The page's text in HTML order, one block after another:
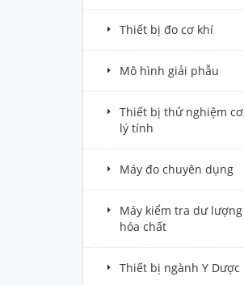
Thiết bị đo cơ khí
Mô hình giải phẫu
Thiết bị thử nghiệm
lý tính
Máy đo chuyên dụng
Máy kiểm tra dư lượng
hóa chất
Thiết bị ngành Y Dược